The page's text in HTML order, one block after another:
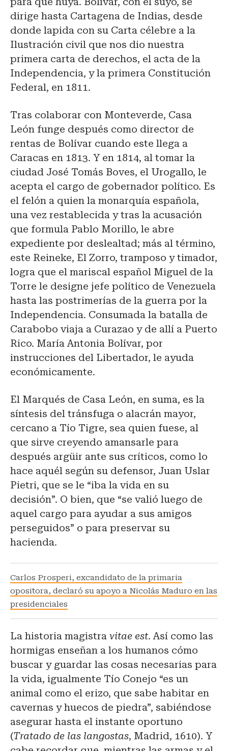
dirige hasta Cartagena de Indias, desde
donde lapida con su Carta célebre a la
Ilustración civil que nos dio nuestra
primera carta de derechos, el acta de la
Independencia, y la primera Constitución
Federal, en 1811.
Tras colaborar con Monteverde, Casa
León funge después como director de
rentas de Bolívar cuando este llega a
Caracas en 1813. Y en 1814, al tomar la
ciudad José Tomás Boves, el Urogallo, le
acepta el cargo de gobernador político. Es
el felón a quien la monarquía española,
una vez restablecida y tras la acusación
que formula Pablo Morillo, le abre
expediente por deslealtad; más al término,
este Reineke, El Zorro, tramposo y timador,
logra que el mariscal español Miguel de la
Torre le designe jefe político de Venezuela
hasta las postrimerías de la guerra por la
Independencia. Consumada la batalla de
Carabobo viaja a Curazao y de allí a Puerto
Rico. María Antonia Bolívar, por
instrucciones del Libertador, le ayuda
económicamente.
El Marqués de Casa León, en suma, es la
síntesis del tránsfuga o alacrán mayor,
cercano a Tío Tigre, sea quien fuese, al
que sirve creyendo amansarle para
después argüir ante sus críticos, como lo
hace aquél según su defensor, Juan Uslar
Pietri, que se le “iba la vida en su
decisión”. O bien, que “se valió luego de
aquel cargo para ayudar a sus amigos
perseguidos” o para preservar su
hacienda.
Carlos Prosperi, excandidato de la primaria
opositora, declaró su apoyo a Nicolás Maduro en las
presidenciales
La historia magistra vitae est. Así como las
hormigas enseñan a los humanos cómo
buscar y guardar las cosas necesarias para
la vida, igualmente Tío Conejo “es un
animal como el erizo, que sabe habitar en
cavernas y huecos de piedra”, sabiéndose
asegurar hasta el instante oportuno
(Tratado de las langostas, Madrid, 1610). Y